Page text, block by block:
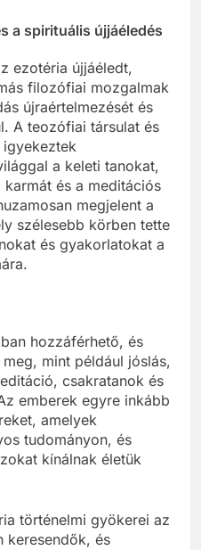
a spirituális újjáéledés
ezotéria újjáéledt,
filozófiai mozgalmak
újraértelmezését és
A teozófiai társulat és
a keleti tanokat,
és a meditációs
megjelent a
szélesebb körben tette
és gyakorlatokat a
hozzáférhető, és
mint például jóslás,
csakratanok és
emberek egyre inkább
amelyek
tudományon, és
kínálnak életük
történelmi gyökerei az
keresendők, és